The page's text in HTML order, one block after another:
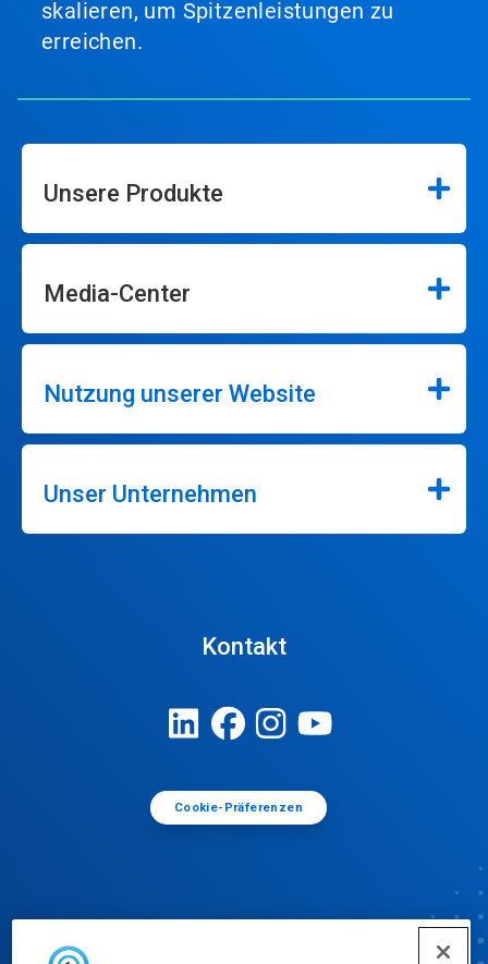
skalieren, um Spitzenleistungen zu
erreichen.
Unsere Produkte
Media-Center
Nutzung unserer Website
Unser Unternehmen
Kontakt
Cookie-Präferenzen